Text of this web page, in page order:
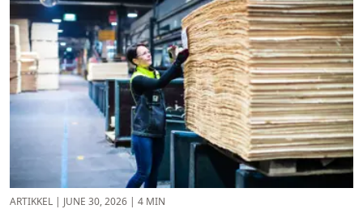
ARTIKKEL | JUNE 30, 2026 | 4 MIN